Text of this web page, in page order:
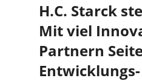
H.C. Starck
Mit viel
Partnern